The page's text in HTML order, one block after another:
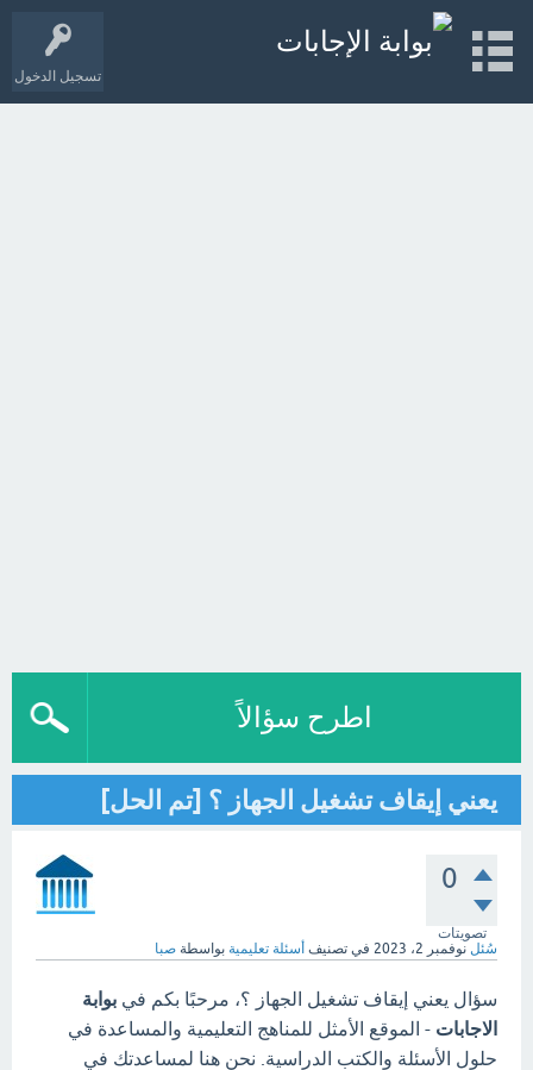
تسجيل الدخول
اطرح سؤالاً
يعني إيقاف تشغيل الجهاز ؟ [تم الحل]
0
تصويتات
سُئل نوفمبر 2، 2023 في تصنيف أسئلة تعليمية بواسطة صبا
سؤال يعني إيقاف تشغيل الجهاز ؟، مرحبًا بكم في بوابة
الاجابات - الموقع الأمثل للمناهج التعليمية والمساعدة في
حلول الأسئلة والكتب الدراسية. نحن هنا لمساعدتك في